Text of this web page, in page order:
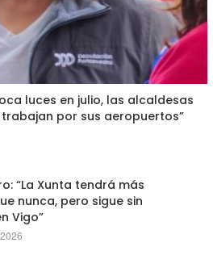
luces en julio, las alcaldesas
por sus aeropuertos”
“La Xunta tendrá más
nunca, pero sigue sin
Vigo”